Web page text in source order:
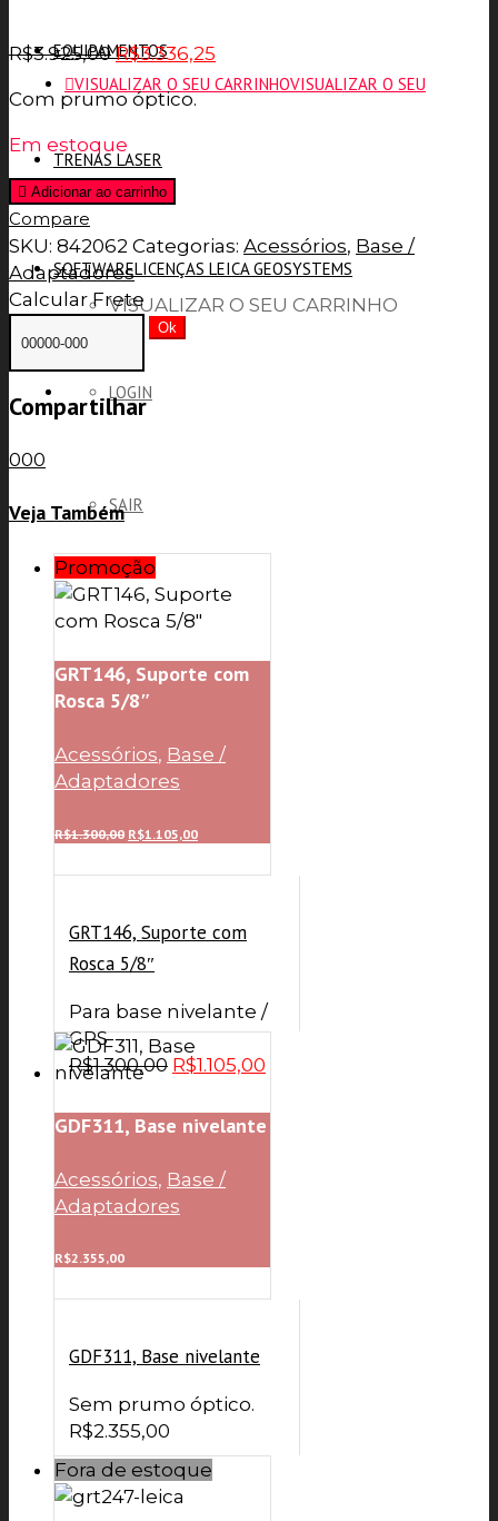
EQUIPAMENTOS
TRENAS LASER
SOFTWARELICENÇAS LEICA GEOSYSTEMS
VISUALIZAR O SEU CARRINHOVISUALIZAR O SEU
CARRINHO0
VISUALIZAR O SEU CARRINHO
LOGIN
SAIR
R$3.925,00O
preço
original
R$3.925,00.
R$3.336,25
preço
Com prumo óptico.
Em estoque
Adicionar ao carrinho
Compare
SKU: 842062 Categorias: Acessórios, Base /
Adaptadores
Calcular Frete
Ok
Compartilhar
000
Veja Também
Promoção
GRT146, Suporte com
Rosca 5/8″
Acessórios, Base /
Adaptadores
R$1.300,00 O
R$1.105,00O
GRT146, Suporte com
Rosca 5/8″
Para base nivelante /
GPS
R$1.300,00 O
original
R$1.300,00.
R$1.105,00
atual
GDF311, Base nivelante
Acessórios, Base /
Adaptadores
R$2.355,00
GDF311, Base nivelante
Sem prumo óptico.
R$2.355,00
Fora de estoque